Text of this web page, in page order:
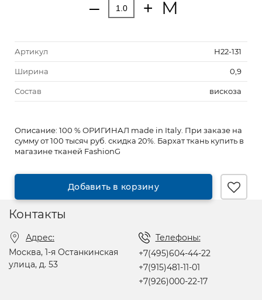
‒ + М
Артикул Н22-131
Ширина 0,9
Состав вискоза
Описание: 100 % ОРИГИНАЛ made in Italy. При заказе на
сумму от 100 тысяч руб. скидка 20%. Бархат ткань купить в
магазине тканей FashionG
Добавить в корзину
Контакты
Адрес:
Москва, 1-я Останкинская
улица, д. 53
Телефоны:
+7(495)604-44-22
+7(915)481-11-01
+7(926)000-22-17